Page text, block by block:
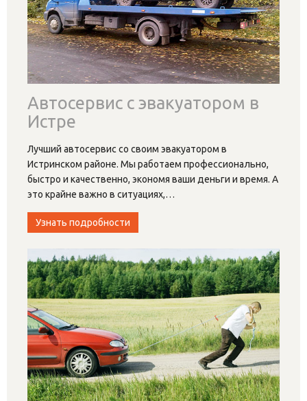
Автосервис с эвакуатором в
Истре
Лучший автосервис со своим эвакуатором в
Истринском районе. Мы работаем профессионально,
быстро и качественно, экономя ваши деньги и время. А
это крайне важно в ситуациях,…
Узнать подробности